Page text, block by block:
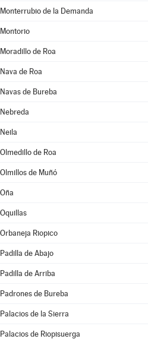
Monterrubio de la Demanda
Montorio
Moradillo de Roa
Nava de Roa
Navas de Bureba
Nebreda
Neila
Olmedillo de Roa
Olmillos de Muñó
Oña
Oquillas
Orbaneja Riopico
Padilla de Abajo
Padilla de Arriba
Padrones de Bureba
Palacios de la Sierra
Palacios de Riopisuerga